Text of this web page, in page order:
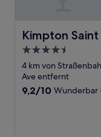
Kimpton
Kimpton Saint
4.5-
Sterne-
Unterkunft
4 km von
Ave entfernt
9.2
9,2/10 Wunderbar